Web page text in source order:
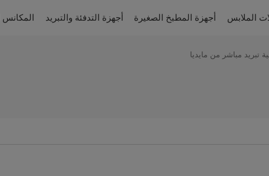
الملابس أجهزة المطبخ الصغيرة أجهزة التدفئة والتبريد المكانس
تبريد مباشر من مايديا